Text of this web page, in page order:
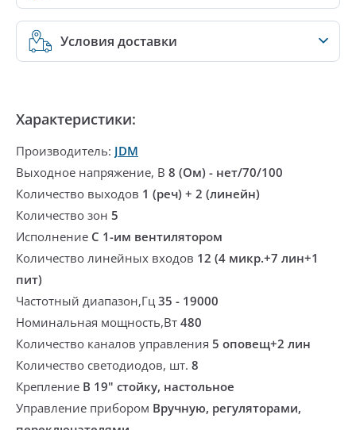
Условия доставки
Характеристики:
Производитель: JDM
Выходное напряжение, В 8 (Ом) - нет/70/100
Количество выходов 1 (реч) + 2 (линейн)
Количество зон 5
Исполнение С 1-им вентилятором
Количество линейных входов 12 (4 микр.+7 лин+1
пит)
Частотный диапазон,Гц 35 - 19000
Номинальная мощность,Вт 480
Количество каналов управления 5 оповещ+2 лин
Количество светодиодов, шт. 8
Крепление В 19" стойку, настольное
Управление прибором Вручную, регуляторами,